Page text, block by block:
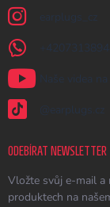
earplugs_cz
Naše videa na
@earplugs.cz
ODEBÍRAT NEWSLETTER
Vložte svůj e-mail a
produktech na